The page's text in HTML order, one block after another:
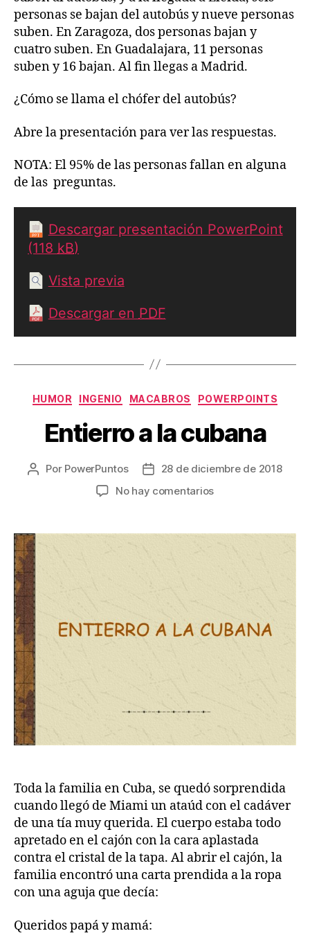
personas se bajan del autobús y nueve personas
suben. En Zaragoza, dos personas bajan y
cuatro suben. En Guadalajara, 11 personas
suben y 16 bajan. Al fin llegas a Madrid.
¿Cómo se llama el chófer del autobús?
Abre la presentación para ver las respuestas.
NOTA: El 95% de las personas fallan en alguna
de las preguntas.
Descargar presentación PowerPoint
(118 kB)
Vista previa
Descargar en PDF
Categorías
HUMOR INGENIO MACABROS POWERPOINTS
Entierro a la cubana
Autor
Por PowerPuntos
Fecha28 de diciembre de 2018
No hay comentariosen
la
cubana
Toda la familia en Cuba, se quedó sorprendida
cuando llegó de Miami un ataúd con el cadáver
de una tía muy querida. El cuerpo estaba todo
apretado en el cajón con la cara aplastada
contra el cristal de la tapa. Al abrir el cajón, la
familia encontró una carta prendida a la ropa
con una aguja que decía:
Queridos papá y mamá: